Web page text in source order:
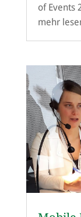
of Events
mehr